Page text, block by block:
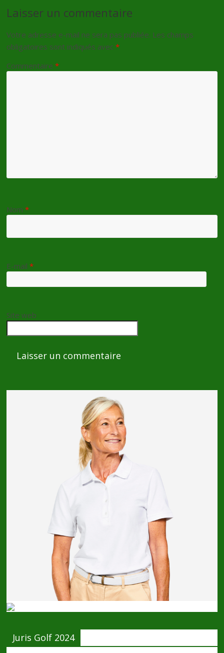
Laisser un commentaire
Votre adresse e-mail ne sera pas publiée. Les champs
obligatoires sont indiqués avec*
Commentaire*
Nom*
E-mail*
Site web
Juris Golf 2024